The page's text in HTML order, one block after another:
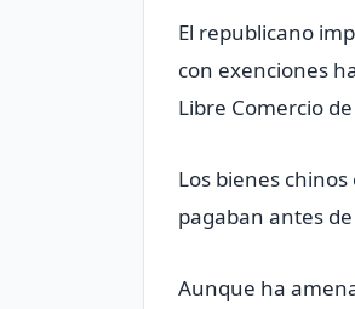
El republicano
con exenciones
Libre Comercio
Los bienes
pagaban antes
Aunque ha